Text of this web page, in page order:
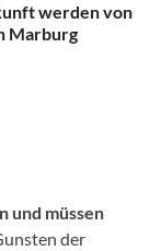
werden von
Marburg
und müssen
der